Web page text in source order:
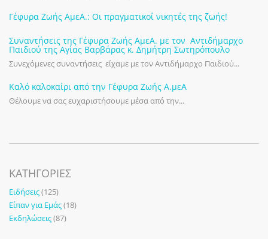
Γέφυρα Ζωής ΑμεΑ.: Οι πραγματικοί νικητές της ζωής!
Συναντήσεις της Γέφυρα Ζωής ΑμεΑ. με τον Αντιδήμαρχο
Παιδιού της Αγίας Βαρβάρας κ. Δημήτρη Σωτηρόπουλο
Συνεχόμενες συναντήσεις είχαμε με τον Αντιδήμαρχο Παιδιού...
Καλό καλοκαίρι από την Γέφυρα Ζωής Α.μεΑ
Θέλουμε να σας ευχαριστήσουμε μέσα από την...
KΑΤΗΓΟΡΊΕΣ
Ειδήσεις(125)
Είπαν για Εμάς(18)
Εκδηλώσεις(87)